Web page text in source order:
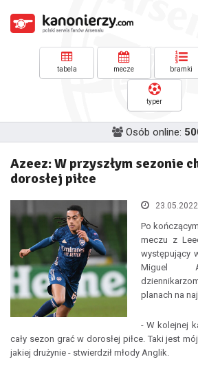
tabela mecze bramki
typer
Osób online:
Azeez: W przyszłym sezonie
dorosłej piłce
Po
meczu z
występujący
Miguel
planach na
- W kolejnej
cały sezon grać w dorosłej piłce. Taki jest
jakiej drużynie - stwierdził młody Anglik.